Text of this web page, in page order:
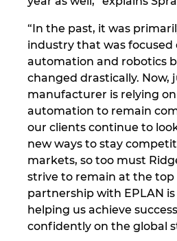
“In the past, it was
industry that was focused
automation and robotics
changed drastically. Now,
manufacturer is relying
automation to remain
our clients continue to
new ways to stay
markets, so too must
strive to remain at the
partnership with EPLAN
helping us achieve
confidently on the global